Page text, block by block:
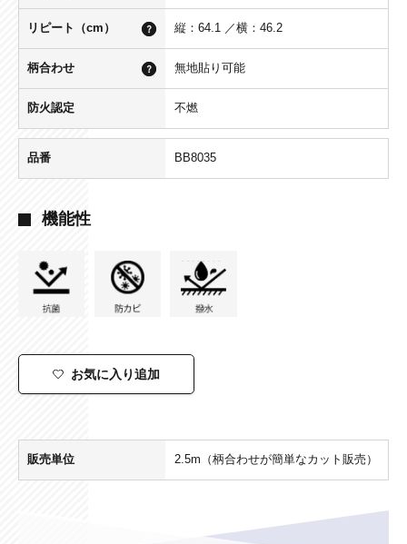
リピート（cm） 縦：64.1 ／横：46.2
柄合わせ 無地貼り可能
防火認定 不燃
品番 BB8035
機能性
お気に入り追加
販売単位 2.5m（柄合わせが簡単なカット販売）